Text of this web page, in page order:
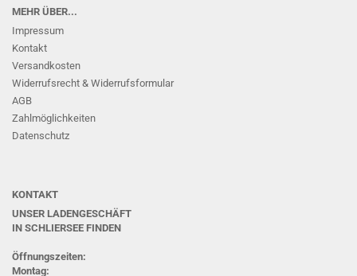
MEHR ÜBER...
Impressum
Kontakt
Versandkosten
Widerrufsrecht & Widerrufsformular
AGB
Zahlmöglichkeiten
Datenschutz
KONTAKT
UNSER LADENGESCHÄFT
IN SCHLIERSEE FINDEN
Öffnungszeiten:
Montag: